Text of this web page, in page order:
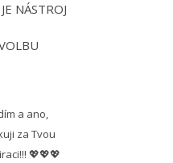
NÁSTROJ
a ano,
za Tvou
💖💖💖